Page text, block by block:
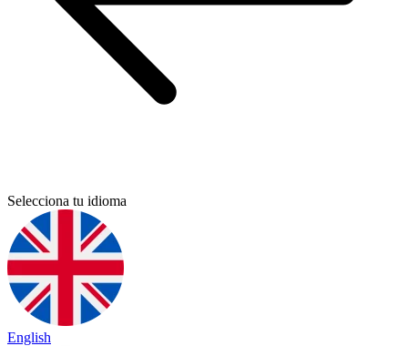
Selecciona tu idioma
English